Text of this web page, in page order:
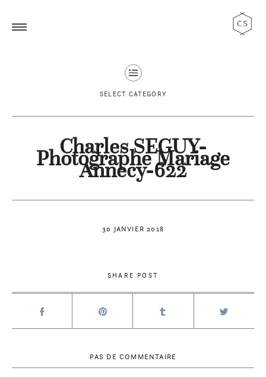
SELECT CATEGORY
30 JANVIER 2018
Charles SEGUY-
Photographe Mariage
Annecy-622
SHARE POST
PAS DE COMMENTAIRE